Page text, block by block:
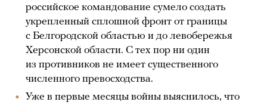
российское командование сумело создать
укрепленный сплошной фронт от границы
с Белгородской областью и до левобережья
Херсонской области. С тех пор ни один
из противников не имеет существенного
численного превосходства.
Уже в первые месяцы войны выяснилось, что